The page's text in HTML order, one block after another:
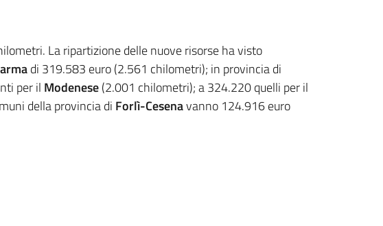
La ripartizione delle nuove risorse ha visto
di 319.583 euro (2.561 chilometri); in provincia di
per il Modenese(2.001 chilometri); a 324.220 quelli per il
della provincia di Forlì-Cesenavanno 124.916 euro